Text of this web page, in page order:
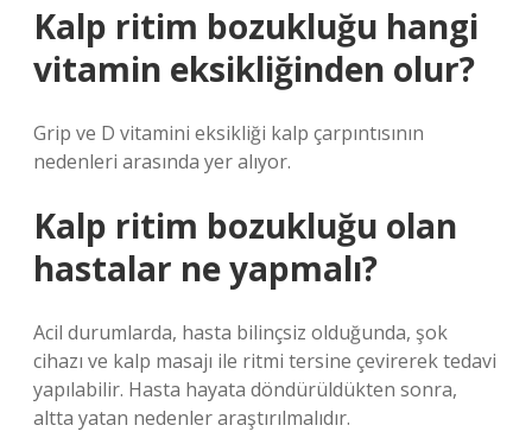
Kalp ritim bozukluğu hangi
vitamin eksikliğinden olur?
Grip ve D vitamini eksikliği kalp çarpıntısının
nedenleri arasında yer alıyor.
Kalp ritim bozukluğu olan
hastalar ne yapmalı?
Acil durumlarda, hasta bilinçsiz olduğunda, şok
cihazı ve kalp masajı ile ritmi tersine çevirerek tedavi
yapılabilir. Hasta hayata döndürüldükten sonra,
altta yatan nedenler araştırılmalıdır.